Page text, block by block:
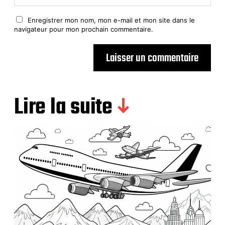
Enregistrer mon nom, mon e-mail et mon site dans le
navigateur pour mon prochain commentaire.
Lire la suite